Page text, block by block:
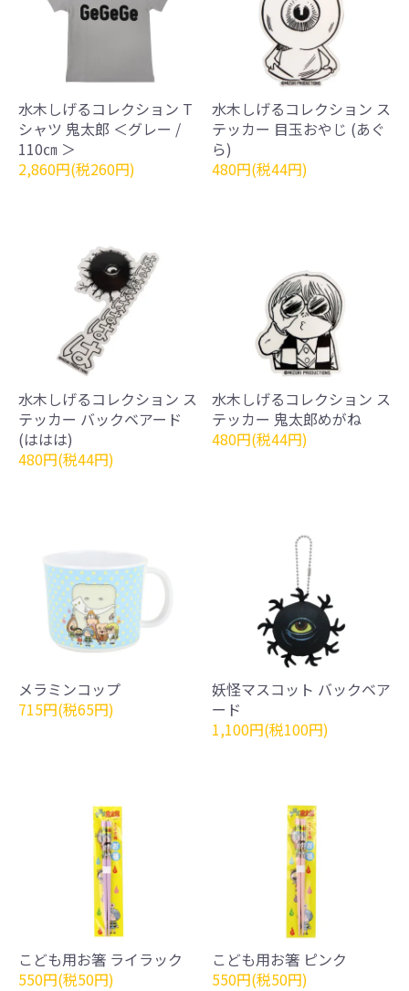
水木しげるコレクション T
シャツ 鬼太郎 ＜グレー /
110㎝ ＞
2,860円(税260円)
水木しげるコレクション ス
テッカー 目玉おやじ (あぐ
ら)
480円(税44円)
水木しげるコレクション ス
テッカー バックベアード
(ははは)
480円(税44円)
水木しげるコレクション ス
テッカー 鬼太郎めがね
480円(税44円)
メラミンコップ
715円(税65円)
妖怪マスコット バックベア
ード
1,100円(税100円)
こども用お箸 ライラック
550円(税50円)
こども用お箸 ピンク
550円(税50円)